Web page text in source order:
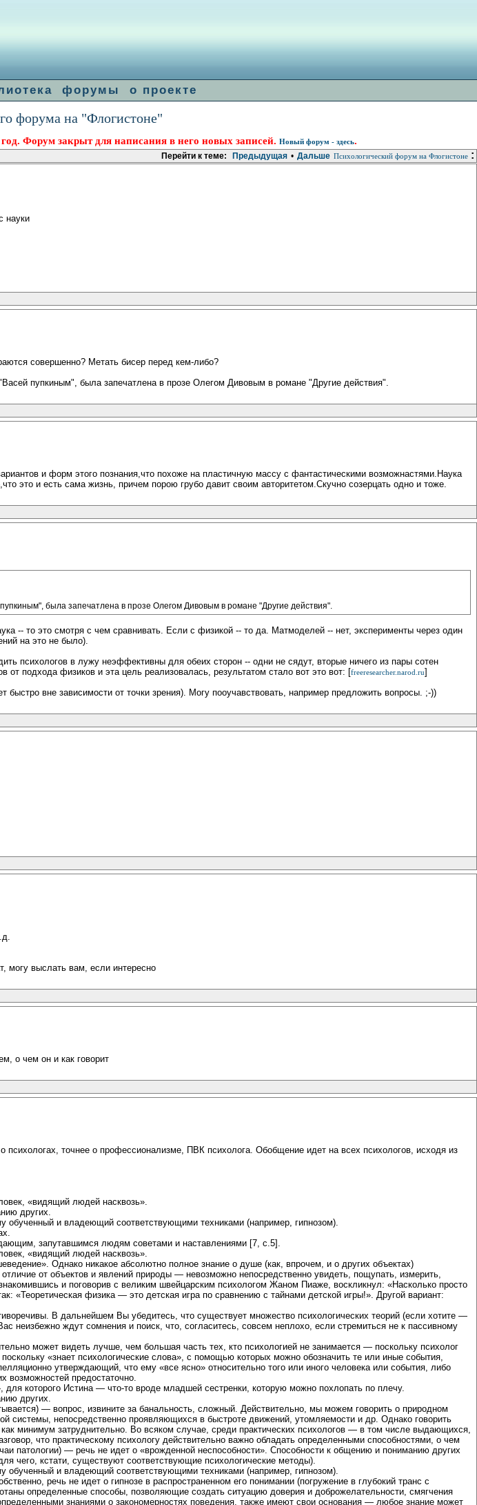
форумы о проекте
форума на "Флогистоне"
Форум закрыт для написания в него новых записей. Новый форум - здесь.
Психологический форум на Флогистоне :
Перейти к теме: Предыдущая • Дальше
науки
совершенно? Метать бисер перед кем-либо?
пупкиным", была запечатлена в прозе Олегом Дивовым в романе "Другие действия".
и форм этого познания,что похоже на пластичную массу с фантастическими возможнастями.Наука
это и есть сама жизнь, причем порою грубо давит своим авторитетом.Скучно созерцать одно и тоже.
была запечатлена в прозе Олегом Дивовым в романе "Другие действия".
-- то это смотря с чем сравнивать. Если с физикой -- то да. Матмоделей -- нет, эксперименты через один
на это не было).
психологов в лужу неэффективны для обеих сторон -- одни не сядут, вторые ничего из пары сотен
подхода физиков и эта цель реализовалась, результатом стало вот это вот: [freeresearcher.narod.ru]
вне зависимости от точки зрения). Могу пооучавствовать, например предложить вопросы. ;-))
могу выслать вам, если интересно
о чем он и как говорит
точнее о профессионализме, ПВК психолога. Обобщение идет на всех психологов, исходя из
«видящий людей насквозь».
других.
и владеющий соответствующими техниками (например, гипнозом).
запутавшимся людям советами и наставлениями [7, с.5].
«видящий людей насквозь».
Однако никакое абсолютно полное знание о душе (как, впрочем, и о других объектах)
от объектов и явлений природы — невозможно непосредственно увидеть, пощупать, измерить,
и поговорив с великим швейцарским психологом Жаном Пиаже, воскликнул: «Насколько просто
физика — это детская игра по сравнению с тайнами детской игры!». Другой вариант:
В дальнейшем Вы убедитесь, что существует множество психологических теорий (если хотите —
неизбежно ждут сомнения и поиск, что, согласитесь, совсем неплохо, если стремиться не к пассивному
может видеть лучше, чем большая часть тех, кто психологией не занимается — поскольку психолог
«знает психологические слова», с помощью которых можно обозначить те или иные события,
утверждающий, что ему «все ясно» относительно того или иного человека или события, либо
предостаточно.
которого Истина — что-то вроде младшей сестренки, которую можно похлопать по плечу.
других.
— вопрос, извините за банальность, сложный. Действительно, мы можем говорить о природном
системы, непосредственно проявляющихся в быстроте движений, утомляемости и др. Однако говорить
минимум затруднительно. Во всяком случае, среди практических психологов — в том числе выдающихся,
что практическому психологу действительно важно обладать определенными способностями, о чем
патологии) — речь не идет о «врожденной неспособности». Способности к общению и пониманию других
чего, кстати, существуют соответствующие психологические методы).
и владеющий соответствующими техниками (например, гипнозом).
речь не идет о гипнозе в распространенном его понимании (погружение в глубокий транс с
определенные способы, позволяющие создать ситуацию доверия и доброжелательности, смягчения
знаниями о закономерностях поведения, также имеют свои основания — любое знание может